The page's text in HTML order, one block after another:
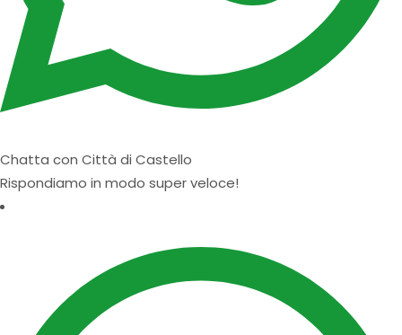
Chatta con Città di Castello
Rispondiamo in modo super veloce!